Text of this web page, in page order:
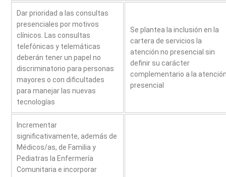
Dar prioridad a las consultas
presenciales por motivos
clínicos. Las consultas
telefónicas y telemáticas
deberán tener un papel no
discriminatorio para personas
mayores o con dificultades
para manejar las nuevas
tecnologías
Se plantea la inclusión en la
cartera de servicios la
atención no presencial sin
definir su carácter
complementario a la
presencial
Incrementar
significativamente, además de
Médicos/as, de Familia y
Pediatras la Enfermería
Comunitaria e incorporar